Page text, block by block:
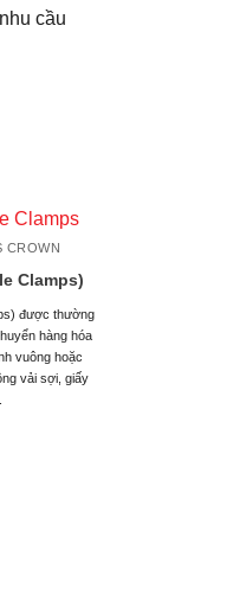
cầu
CROWN
Clamps)
được thường
hàng hóa
vuông hoặc
vải sợi, giấy